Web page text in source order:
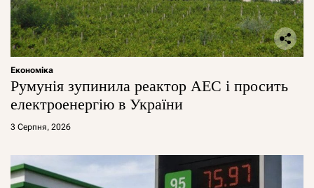
Економіка
Румунія зупинила реактор АЕС і просить
електроенергію в України
3 Серпня, 2026